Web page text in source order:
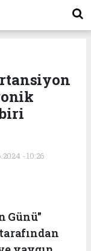
- 10:26
Günü"